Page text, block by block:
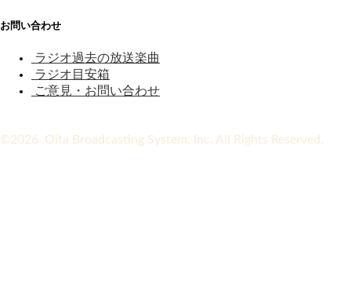
お問い合わせ
ラジオ過去の放送楽曲
ラジオ目安箱
ご意見・お問い合わせ
©2026 Oita Broadcasting System, Inc. All Rights Reserved.